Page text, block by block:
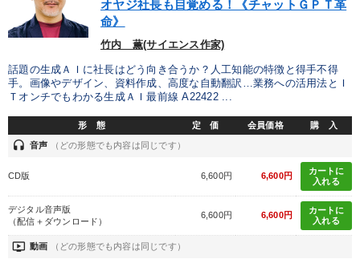
オヤジ社長も目覚める！《チャットＧＰＴ革
命》
竹内 薫(サイエンス作家)
話題の生成ＡＩに社長はどう向き合うか？人工知能の特徴と得手不得
手。画像やデザイン、資料作成、高度な自動翻訳…業務への活用法とＩ
Ｔオンチでもわかる生成ＡＩ最前線 A22422 ...
形 態 定 価 会員価格 購 入
headset 音声 （どの形態でも内容は同じです）
CD版 6,600円 6,600円
カートに
入れる
デジタル音声版
（配信＋ダウンロード）
6,600円 6,600円
カートに
入れる
ondemand_video 動画 （どの形態でも内容は同じです）